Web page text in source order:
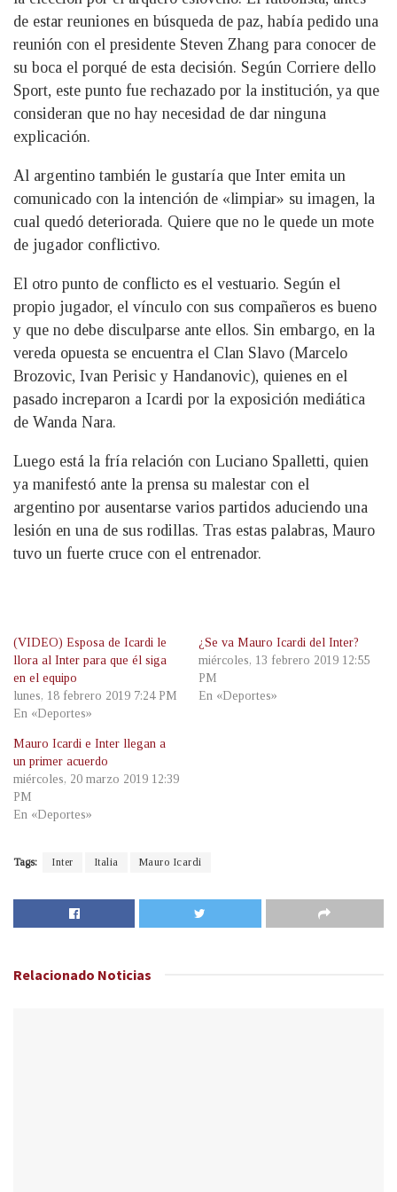
de estar reuniones en búsqueda de paz, había pedido una
reunión con el presidente Steven Zhang para conocer de
su boca el porqué de esta decisión. Según Corriere dello
Sport, este punto fue rechazado por la institución, ya que
consideran que no hay necesidad de dar ninguna
explicación.
Al argentino también le gustaría que Inter emita un
comunicado con la intención de «limpiar» su imagen, la
cual quedó deteriorada. Quiere que no le quede un mote
de jugador conflictivo.
El otro punto de conflicto es el vestuario. Según el
propio jugador, el vínculo con sus compañeros es bueno
y que no debe disculparse ante ellos. Sin embargo, en la
vereda opuesta se encuentra el Clan Slavo (Marcelo
Brozovic, Ivan Perisic y Handanovic), quienes en el
pasado increparon a Icardi por la exposición mediática
de Wanda Nara.
Luego está la fría relación con Luciano Spalletti, quien
ya manifestó ante la prensa su malestar con el
argentino por ausentarse varios partidos aduciendo una
lesión en una de sus rodillas. Tras estas palabras, Mauro
tuvo un fuerte cruce con el entrenador.
(VIDEO) Esposa de Icardi le
llora al Inter para que él siga
en el equipo
lunes, 18 febrero 2019 7:24 PM
En «Deportes»
¿Se va Mauro Icardi del Inter?
miércoles, 13 febrero 2019 12:55
PM
En «Deportes»
Mauro Icardi e Inter llegan a
un primer acuerdo
miércoles, 20 marzo 2019 12:39
PM
En «Deportes»
Tags: Inter Italia Mauro Icardi
Relacionado Noticias